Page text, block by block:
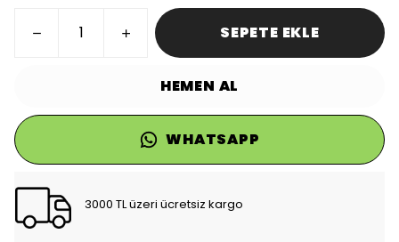
SEPETE EKLE
HEMEN AL
WHATSAPP
3000 TL üzeri ücretsiz kargo